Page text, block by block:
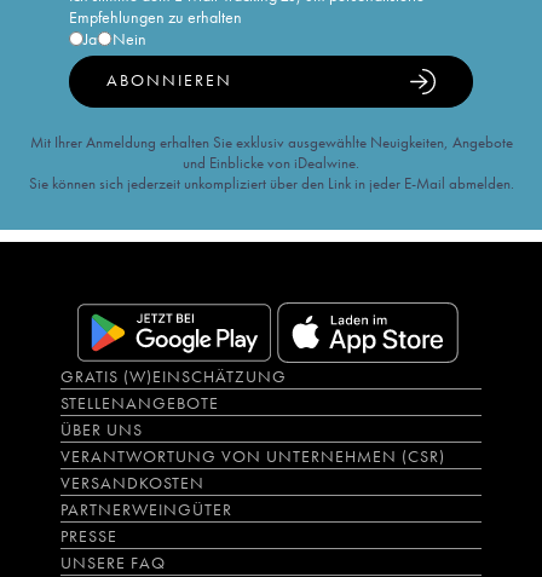
Empfehlungen zu erhalten
Ja
Nein
ABONNIEREN
Mit Ihrer Anmeldung erhalten Sie exklusiv ausgewählte Neuigkeiten, Angebote
und Einblicke von iDealwine.
Sie können sich jederzeit unkompliziert über den Link in jeder E-Mail abmelden.
GRATIS (W)EINSCHÄTZUNG
STELLENANGEBOTE
ÜBER UNS
VERANTWORTUNG VON UNTERNEHMEN (CSR)
VERSANDKOSTEN
PARTNERWEINGÜTER
PRESSE
UNSERE FAQ